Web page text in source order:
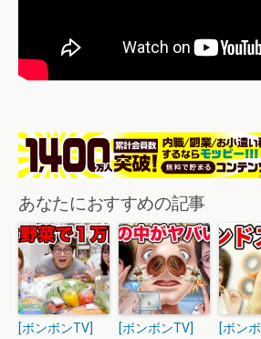
あなたにおすすめの記事
[ボンボンTV]
[ボンボンTV]
[ボン